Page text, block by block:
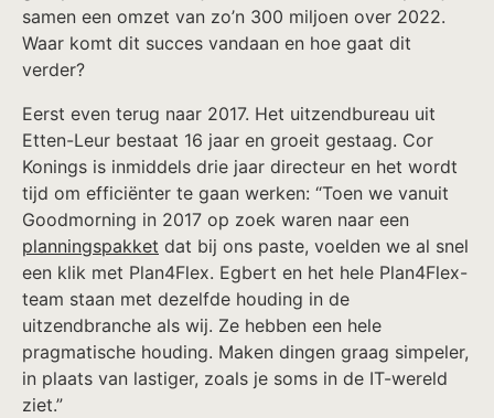
samen een omzet van zo’n 300 miljoen over 2022.
Waar komt dit succes vandaan en hoe gaat dit
verder?
Eerst even terug naar 2017. Het uitzendbureau uit
Etten-Leur bestaat 16 jaar en groeit gestaag. Cor
Konings is inmiddels drie jaar directeur en het wordt
tijd om efficiënter te gaan werken: “Toen we vanuit
Goodmorning in 2017 op zoek waren naar een
planningspakket dat bij ons paste, voelden we al snel
een klik met Plan4Flex. Egbert en het hele Plan4Flex-
team staan met dezelfde houding in de
uitzendbranche als wij. Ze hebben een hele
pragmatische houding. Maken dingen graag simpeler,
in plaats van lastiger, zoals je soms in de IT-wereld
ziet.”